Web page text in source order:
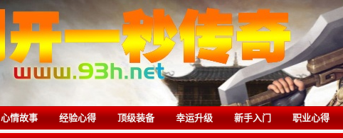
心情故事 经验心得 顶级装备 幸运升级 新手入门 职业心得